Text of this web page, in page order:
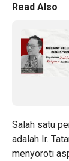
Read Also
Salah satu
adalah Ir.
menyoroti